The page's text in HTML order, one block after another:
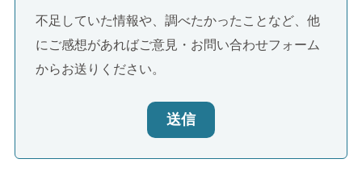
不足していた情報や、調べたかったことなど、他
にご感想があればご意見・お問い合わせフォーム
からお送りください。
送信